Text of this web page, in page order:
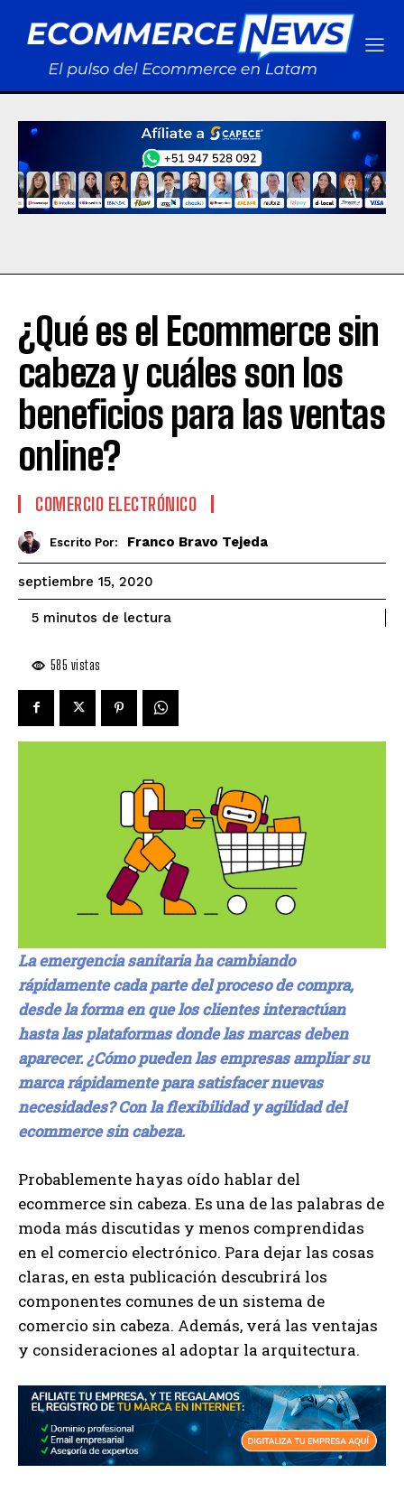
¿Qué es el Ecommerce sin
cabeza y cuáles son los
beneficios para las ventas
online?
COMERCIO ELECTRÓNICO
Escrito Por: Franco Bravo Tejeda
septiembre 15, 2020
5 minutos de lectura
585 vistas
La emergencia sanitaria ha cambiando
rápidamente cada parte del proceso de compra,
desde la forma en que los clientes interactúan
hasta las plataformas donde las marcas deben
aparecer. ¿Cómo pueden las empresas ampliar su
marca rápidamente para satisfacer nuevas
necesidades? Con la flexibilidad y agilidad del
ecommerce sin cabeza.
Probablemente hayas oído hablar del
ecommerce sin cabeza. Es una de las palabras de
moda más discutidas y menos comprendidas
en el comercio electrónico. Para dejar las cosas
claras, en esta publicación descubrirá los
componentes comunes de un sistema de
comercio sin cabeza. Además, verá las ventajas
y consideraciones al adoptar la arquitectura.